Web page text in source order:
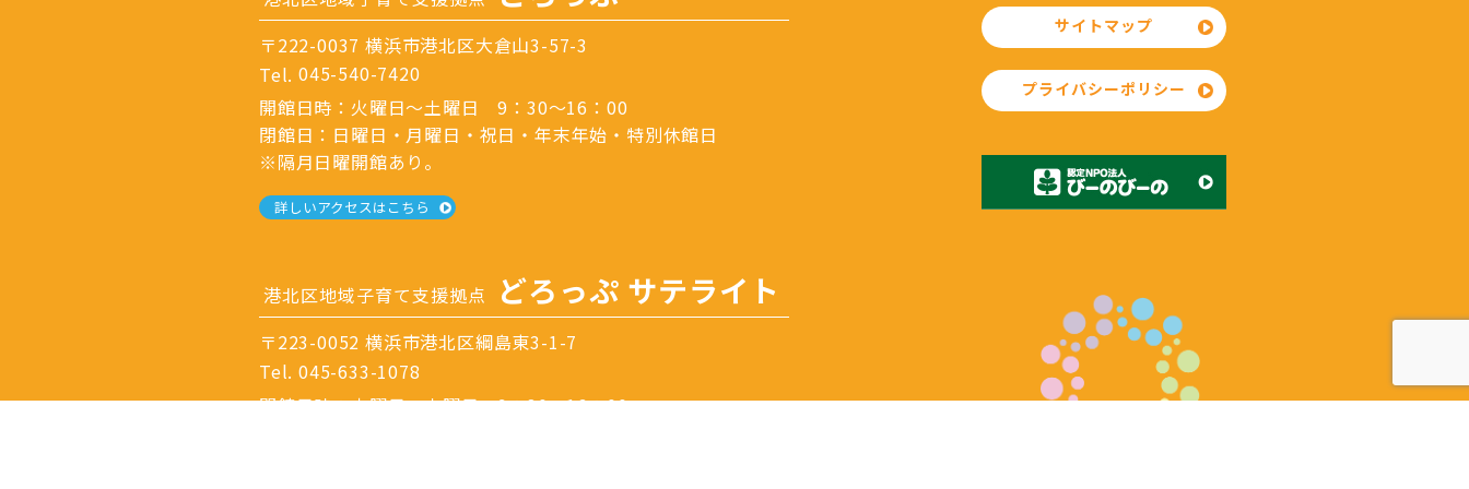
〒222-0037 横浜市港北区大倉山3-57-3
Tel. 045-540-7420
開館日時：火曜日～土曜日 9：30～16：00
閉館日：日曜日・月曜日・祝日・年末年始・特別休館日
※隔月日曜開館あり。
詳しいアクセスはこちら
港北区地域子育て支援拠点 どろっぷ サテライト
〒223-0052 横浜市港北区綱島東3-1-7
Tel. 045-633-1078
開館日時：火曜日～土曜日 9：30～16：00
サイトマップ
プライバシーポリシー